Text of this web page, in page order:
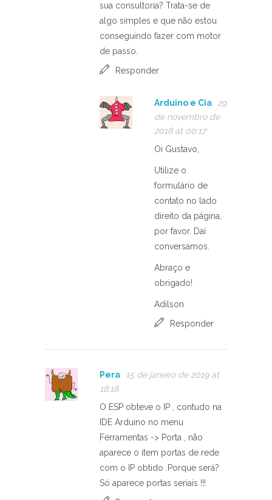
sua consultoria? Trata-se de
algo simples e que não estou
conseguindo fazer com motor
de passo.
Responder
Arduino e Cia
29
de novembro de
2018 at 00:17
Oi Gustavo,
Utilize o
formulário de
contato no lado
direito da página,
por favor. Daí
conversamos.
Abraço e
obrigado!
Adilson
Responder
Pera
15 de janeiro de 2019 at
18:18
O ESP obteve o IP , contudo na
IDE Arduino no menu
Ferramentas -> Porta , não
aparece o item portas de rede
com o IP obtido .Porque será?
Só aparece portas seriais !!!